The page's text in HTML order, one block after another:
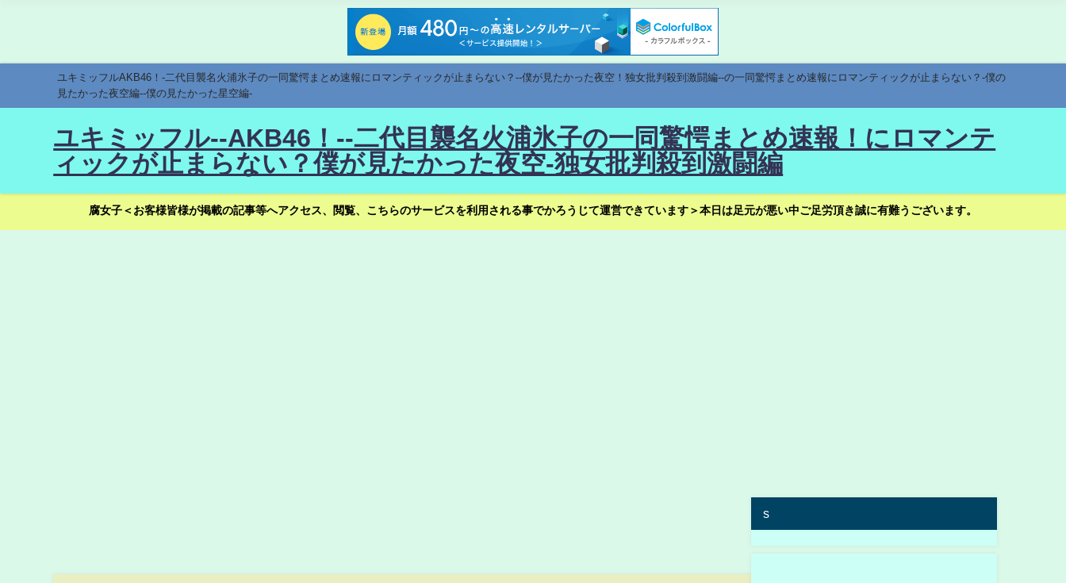
ユキミッフルAKB46！-二代目襲名火浦氷子の一同驚愕まとめ速報にロマンティックが止まらない？--僕が見たかった夜空！独女批判殺到激闘編--の一同驚愕まとめ速報にロマンティックが止まらない？-僕の
見たかった夜空編--僕の見たかった星空編-
ユキミッフル--AKB46！--二代目襲名火浦氷子の一同驚愕まとめ速報！にロマンテ
ィックが止まらない？僕が見たかった夜空-独女批判殺到激闘編
腐女子＜お客様皆様が掲載の記事等へアクセス、閲覧、こちらのサービスを利用される事でかろうじて運営できています＞本日は足元が悪い中ご足労頂き誠に有難うございます。
s